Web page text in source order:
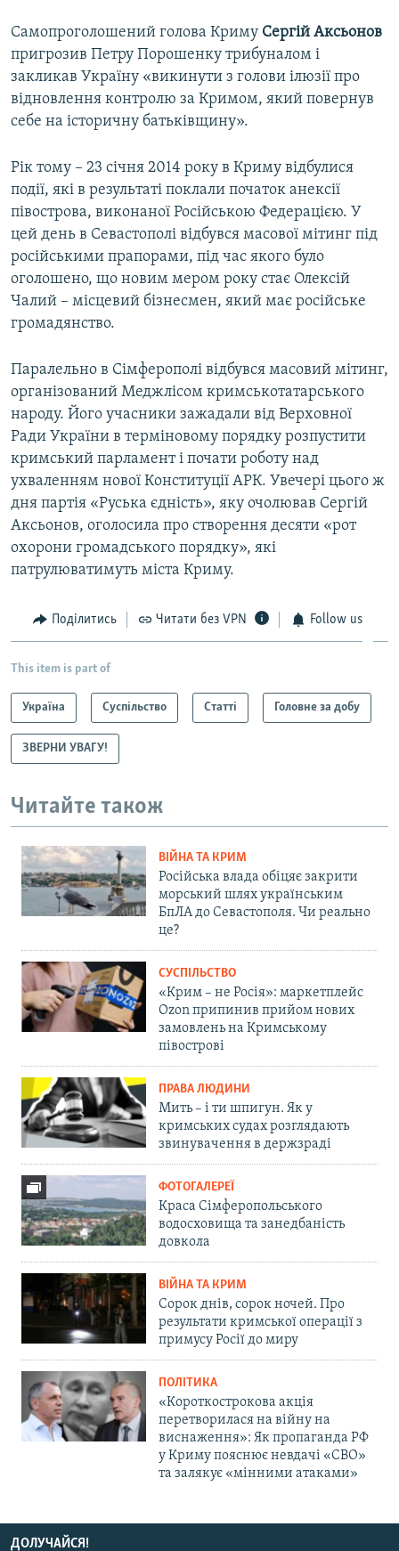
Самопроголошений голова Криму Сергій Аксьонов
пригрозив Петру Порошенку трибуналом і
закликав Україну «викинути з голови ілюзії про
відновлення контролю за Кримом, який повернув
себе на історичну батьківщину».
Рік тому – 23 січня 2014 року в Криму відбулися
події, які в результаті поклали початок анексії
півострова, виконаної Російською Федерацією. У
цей день в Севастополі відбувся масової мітинг під
російськими прапорами, під час якого було
оголошено, що новим мером року стає Олексій
Чалий – місцевий бізнесмен, який має російське
громадянство.
Паралельно в Сімферополі відбувся масовий мітинг,
організований Меджлісом кримськотатарського
народу. Його учасники зажадали від Верховної
Ради України в терміновому порядку розпустити
кримський парламент і почати роботу над
ухваленням нової Конституції АРК. Увечері цього ж
дня партія «Руська єдність», яку очолював Сергій
Аксьонов, оголосила про створення десяти «рот
охорони громадського порядку», які
патрулюватимуть міста Криму.
Поділитись Читати без VPN Follow us
This item is part of
Україна Суспільство Статті Головне за добу
ЗВЕРНИ УВАГУ!
Читайте також
ВІЙНА ТА КРИМ
Російська влада обіцяє закрити
морський шлях українським
БпЛА до Севастополя. Чи реально
це?
СУСПІЛЬСТВО
«Крим – не Росія»: маркетплейс
Ozon припинив прийом нових
замовлень на Кримському
півострові
ПРАВА ЛЮДИНИ
Мить – і ти шпигун. Як у
кримських судах розглядають
звинувачення в держзраді
ФОТОГАЛЕРЕЇ
Краса Сімферопольського
водосховища та занедбаність
довкола
ВІЙНА ТА КРИМ
Сорок днів, сорок ночей. Про
результати кримської операції з
примусу Росії до миру
ПОЛІТИКА
«Короткострокова акція
перетворилася на війну на
виснаження»: Як пропаганда РФ
у Криму пояснює невдачі «СВО»
та залякує «мінними атаками»
ДОЛУЧАЙСЯ!